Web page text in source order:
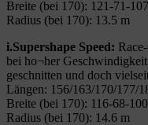
Breite (bei 170): 121-71-
Radius (bei 170): 13.5 m
i.Supershape Speed:
bei ho¬her
geschnitten und doch
Längen: 156/163/170/177/
Breite (bei 170): 116-68-
Radius (bei 170): 14.6 m